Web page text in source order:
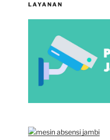
LAYANAN